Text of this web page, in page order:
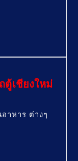
ตู้เชียงใหม่
าหาร ต่างๆ